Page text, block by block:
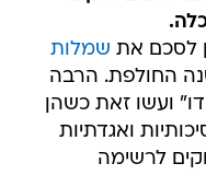
שמלות
החולפת. הרבה
ועשו זאת כשהן
ואגדתיות
לרשימה